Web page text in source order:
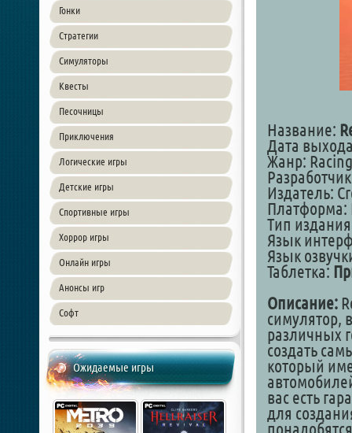
Гонки
Стратегии
Симуляторы
Квесты
Песочницы
Приключения
Логические игры
Детские игры
Спортивные игры
Хоррор игры
Онлайн игры
Анонсы игр
Софт
Ожидаемые игры
Название:
Дата
Жанр:
Издатель:
Платформа:
Тип
Язык
Язык
Таблетка:
Описание:
симулятор,
различных
создать
который
вас есть
для